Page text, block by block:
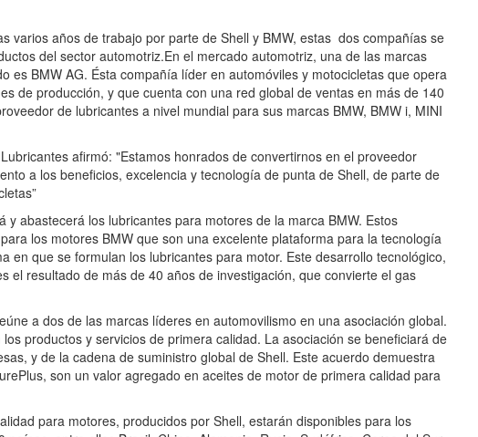
varios años de trabajo por parte de Shell y BMW, estas dos compañías se
del sector automotriz.En el mercado automotriz, una de las marcas
es BMW AG. Ésta compañía líder en automóviles y motocicletas que opera
de producción, y que cuenta con una red global de ventas en más de 140
de lubricantes a nivel mundial para sus marcas BMW, BMW i, MINI
afirmó: "Estamos honrados de convertirnos en el proveedor
a los beneficios, excelencia y tecnología de punta de Shell, de parte de
abastecerá los lubricantes para motores de la marca BMW. Estos
los motores BMW que son una excelente plataforma para la tecnología
en que se formulan los lubricantes para motor. Este desarrollo tecnológico,
el resultado de más de 40 años de investigación, que convierte el gas
a dos de las marcas líderes en automovilismo en una asociación global.
productos y servicios de primera calidad. La asociación se beneficiará de
y de la cadena de suministro global de Shell. Este acuerdo demuestra
son un valor agregado en aceites de motor de primera calidad para
para motores, producidos por Shell, estarán disponibles para los